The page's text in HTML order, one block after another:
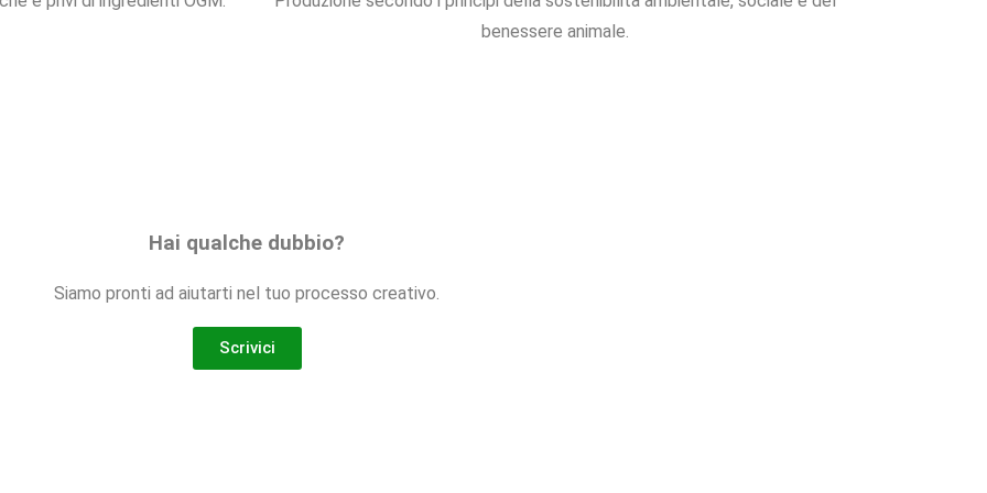
benessere animale.
Hai qualche dubbio?
Siamo pronti ad aiutarti nel tuo processo creativo.
Scrivici